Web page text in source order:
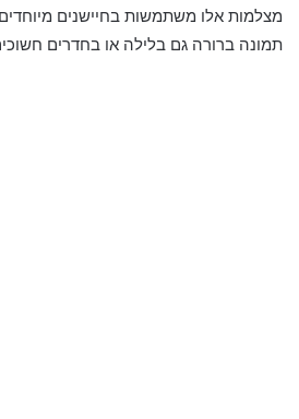
מצלמות אלו משתמשות בחיישנים
תמונה ברורה גם בלילה או בחדרים